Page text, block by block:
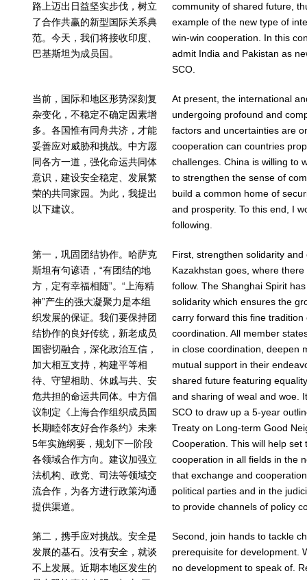
路上迈出日益坚实步伐，树立
了合作共赢的新型国际关系典
范。今天，我们将接收印度、
巴基斯坦为成员国。
community of shared future,
example of the new type of
win-win cooperation. In this
admit India and Pakistan as
SCO.
当前，国际和地区形势深刻复
杂变化，不稳定不确定因素增
多。各国惟有同舟共济，才能
妥善应对威胁和挑战。中方愿
同各方一道，强化命运共同体
意识，建设安全稳定、发展繁
荣的共同家园。为此，我提出
以下建议。
At present, the international
undergoing profound and
factors and uncertainties are
cooperation can countries
challenges. China is willing to
to strengthen the sense of
build a common home of
and prosperity. To this end, I
following.
第一，巩固团结协作。哈萨克
斯坦有句谚语，“有团结的地
方，定有幸福相随”。“上海精
神”产生的强大凝聚力是本组
织发展的保证。我们要保持团
结协作的良好传统，新老成员
国密切融合，深化政治互信，
加大相互支持，构建平等相
待、守望相助、休戚与共、安
危共担的命运共同体。中方倡
议制定《上海合作组织成员国
长期睦邻友好合作条约》未来
5年实施纲要，规划下一阶段
各领域合作方向。建议加强立
法机构、政党、司法等领域交
流合作，为各方进行政策沟通
提供渠道。
First, strengthen solidarity
Kazakhstan goes, where
follow. The Shanghai Spirit
solidarity which ensures the
carry forward this fine
coordination. All member
in close coordination, deepen
mutual support in their
shared future featuring
and sharing of weal and woe.
SCO to draw up a 5-year
Treaty on Long-term Good
Cooperation. This will help set
cooperation in all fields in the
that exchange and
political parties and in the
to provide channels of policy
第二，携手应对挑战。安全是
发展的基石。没有安全，就谈
不上发展。近期本地区发生的
Second, join hands to tackle
prerequisite for development.
no development to speak of.